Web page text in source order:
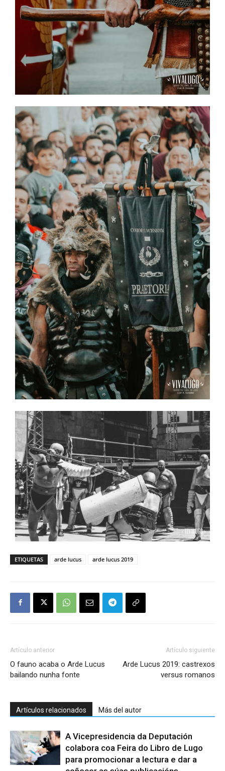
ETIQUETAS arde lucus arde lucus 2019
Artículo anterior
O fauno acaba o Arde Lucus
bailando nunha fonte
Artículo siguiente
Arde Lucus 2019: castrexos
versus romanos
Artículos relacionados Más del autor
A Vicepresidencia da Deputación
colabora coa Feira do Libro de Lugo
para promocionar a lectura e dar a